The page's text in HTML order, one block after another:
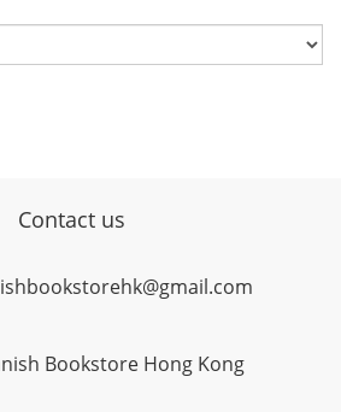
Contact us
Bookstore Hong Kong